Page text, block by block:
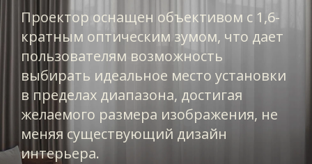
Проектор оснащен объективом с 1,6-
кратным оптическим зумом, что дает
пользователям возможность
выбирать идеальное место установки
в пределах диапазона, достигая
желаемого размера изображения, не
меняя существующий дизайн
интерьера.